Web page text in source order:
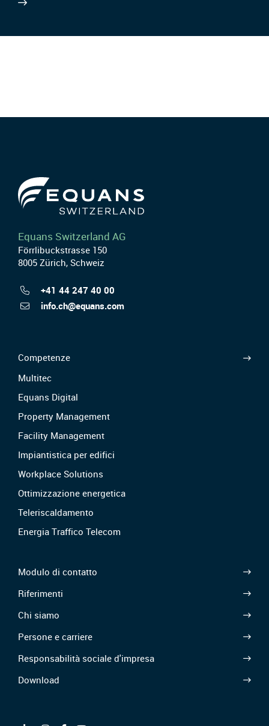
Equans Switzerland AG
Förrlibuckstrasse 150
8005 Zürich, Schweiz
+41 44 247 40 00
info.ch@equans.com
Competenze
Multitec
Equans Digital
Property Management
Facility Management
Impiantistica per edifici
Workplace Solutions
Ottimizzazione energetica
Teleriscaldamento
Energia Traffico Telecom
Modulo di contatto
Riferimenti
Chi siamo
Persone e carriere
Responsabilità sociale d'impresa
Download